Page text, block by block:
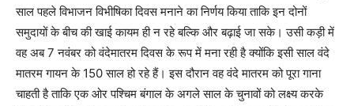
साल पहले विभाजन विभीषिका दिवस मनाने का निर्णय किया ताकि इन दोनों
समुदायों के बीच की खाई कायम ही न रहे बल्कि और बढ़ाई जा सके। उसी कड़ी में
वह अब 7 नवंबर को वंदेमातरम दिवस के रूप में मना रही है क्योंकि इसी साल वंदे
मातरम गायन के 150 साल हो रहे हैं। इस दौरान वह वंदे मातरम को पूरा गाना
चाहती है ताकि एक ओर पश्चिम बंगाल के अगले साल के चुनावों को लक्ष्य करके